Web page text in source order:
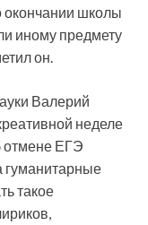
окончании школы
иному предмету
он.
Валерий
неделе
отмене ЕГЭ
гуманитарные
такое